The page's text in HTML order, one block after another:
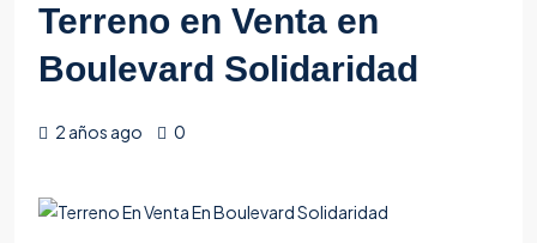
Terreno en Venta en
Boulevard Solidaridad
2 años ago 0